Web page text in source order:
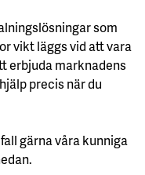
som
vikt läggs vid att vara
erbjuda marknadens
precis när du
gärna våra kunniga